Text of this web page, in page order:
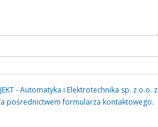
- Automatyka i Elektrotechnika sp. z o.o. z
pośrednictwem formularza kontaktowego.